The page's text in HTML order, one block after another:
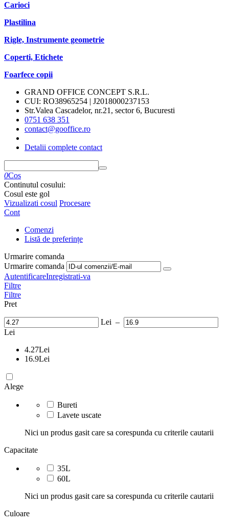
Carioci
Plastilina
Rigle, Instrumente geometrie
Coperti, Etichete
Foarfece copii
GRAND OFFICE CONCEPT S.R.L.
CUI: RO38965254 | J2018000237153
Str.Valea Cascadelor, nr.21, sector 6, Bucuresti
0751 638 351
contact@gooffice.ro
Detalii complete contact
0Cos
Continutul cosului:
Cosul este gol
Vizualizati cosul Procesare
Cont
Comenzi
Listă de preferințe
Urmarire comanda
Urmarire comanda
AutentificareInregistrati-va
Filtre
Filtre
Pret
Lei –
Lei
4.27Lei
16.9Lei
Alege
Bureti
Lavete uscate
Nici un produs gasit care sa corespunda cu criterile cautarii
Capacitate
35L
60L
Nici un produs gasit care sa corespunda cu criterile cautarii
Culoare